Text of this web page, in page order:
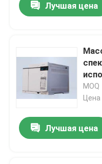
Лучшая цена
Лучшая цена